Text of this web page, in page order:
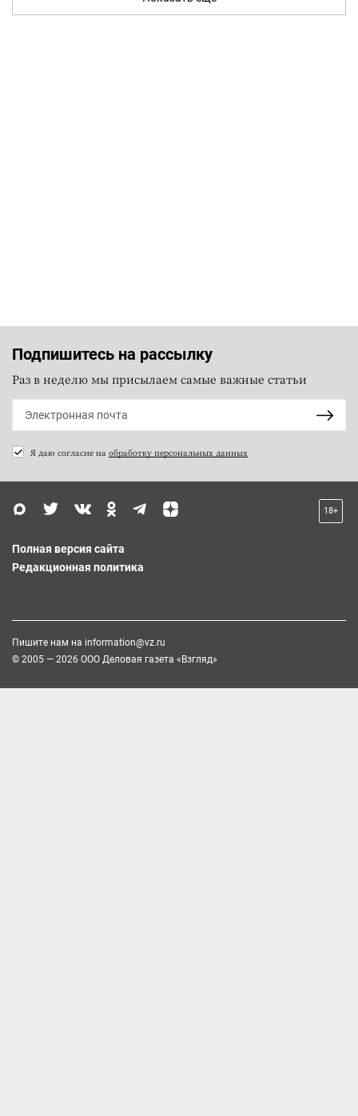
Подпишитесь на рассылку
Раз в неделю мы присылаем самые важные статьи
Я даю согласие на обработку персональных данных
18+
Полная версия сайта
Редакционная политика
Пишите нам на information@vz.ru
© 2005 — 2026 ООО Деловая газета «Взгляд»